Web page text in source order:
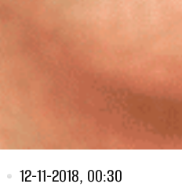
12-11-2018, 00:30